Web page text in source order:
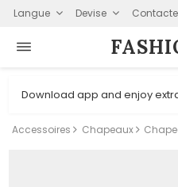
Langue Devise
Download app and enjoy
Accessoires Chapeaux